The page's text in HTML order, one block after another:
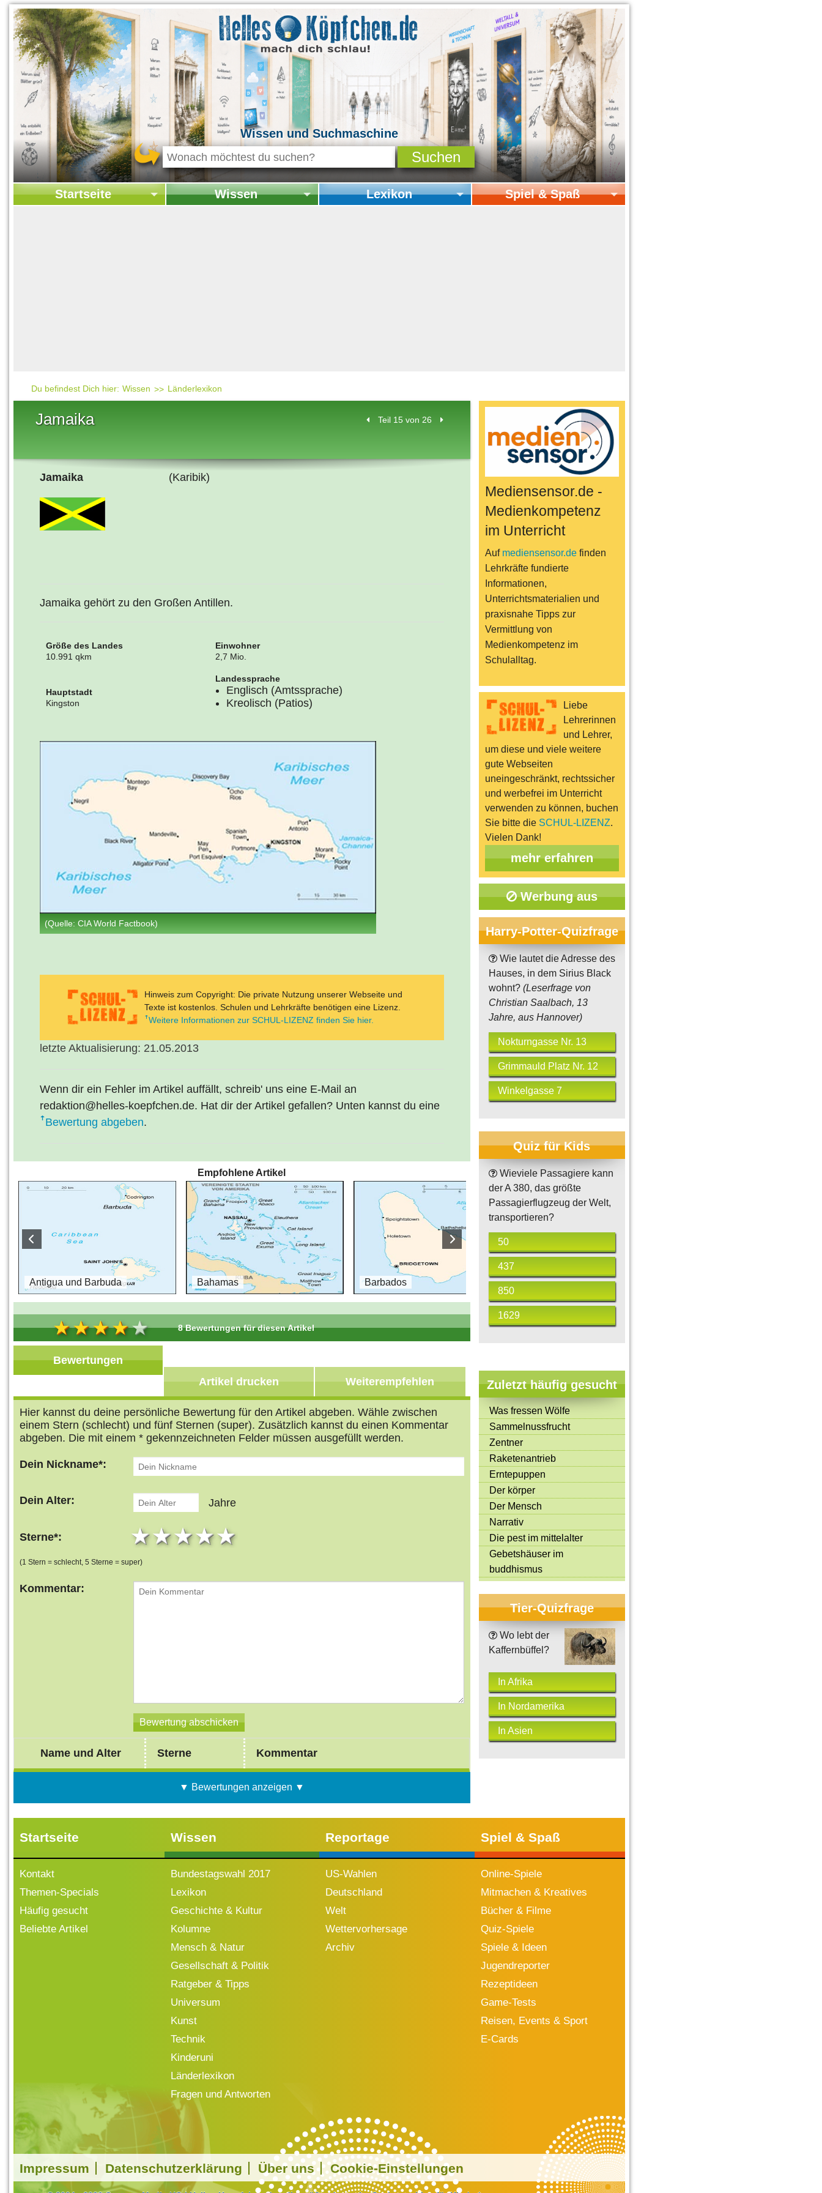
Wissen und Suchmaschine
Startseite Wissen
Technik
Lexikon Spiel & Spaß
Reisen, Events & Sport
E-Cards
Du befindest Dich hier: Wissen Länderlexikon
Jamaika Teil 15 von 26
Jamaika (Karibik)
Jamaika gehört zu den Großen Antillen.
Größe des Landes
10.991 qkm
Einwohner
2,7 Mio.
Hauptstadt
Kingston
Landessprache
Englisch (Amtssprache)
Kreolisch (Patios)
(Quelle: CIA World Factbook)
Hinweis zum Copyright: Die private Nutzung unserer Webseite und
Texte ist kostenlos. Schulen und Lehrkräfte benötigen eine Lizenz.
Weitere Informationen zur SCHUL-LIZENZ finden Sie hier.
letzte Aktualisierung: 21.05.2013
Wenn dir ein Fehler im Artikel auffällt, schreib' uns eine E-Mail an
redaktion@helles-koepfchen.de. Hat dir der Artikel gefallen? Unten kannst du eine
Bewertung abgeben.
Empfohlene Artikel
Antigua und Barbuda
Bahamas Barbados Belize
8 Bewertungen für diesen Artikel
Bewertungen
Artikel drucken
Weiterempfehlen
Hier kannst du deine persönliche Bewertung für den Artikel abgeben. Wähle zwischen
einem Stern (schlecht) und fünf Sternen (super). Zusätzlich kannst du einen Kommentar
abgeben. Die mit einem * gekennzeichneten Felder müssen ausgefüllt werden.
Dein Nickname*:
Dein Alter: Jahre
Sterne*: 4 stars
3 stars
2 stars
1 star
(1 Stern = schlecht, 5 Sterne = super)
Kommentar:
Name und Alter Sterne Kommentar
▼ Bewertungen anzeigen ▼
Mediensensor.de -
Medienkompetenz
im Unterricht
Auf mediensensor.definden
Lehrkräfte fundierte
Informationen,
Unterrichtsmaterialien und
praxisnahe Tipps zur
Vermittlung von
Medienkompetenz im
Schulalltag.
Liebe
Lehrerinnen
und Lehrer,
um diese und viele weitere
gute Webseiten
uneingeschränkt, rechtssicher
und werbefrei im Unterricht
verwenden zu können, buchen
Sie bitte die SCHUL-LIZENZ.
Vielen Dank!
mehr erfahren
Werbung aus
Harry-Potter-Quizfrage
Wie lautet die Adresse des
Hauses, in dem Sirius Black
wohnt? (Leserfrage von
Christian Saalbach, 13
Jahre, aus Hannover)
Nokturngasse Nr. 13
Grimmauld Platz Nr. 12
Winkelgasse 7
Quiz für Kids
Wieviele Passagiere kann
der A 380, das größte
Passagierflugzeug der Welt,
transportieren?
50
437
850
1629
Zuletzt häufig gesucht
Was fressen Wölfe
Sammelnussfrucht
Zentner
Raketenantrieb
Erntepuppen
Der körper
Der Mensch
Narrativ
Die pest im mittelalter
Gebetshäuser im
buddhismus
Tier-Quizfrage
Wo lebt der
Kaffernbüffel?
In Afrika
In Nordamerika
In Asien
Startseite
Kontakt
Themen-Specials
Häufig gesucht
Beliebte Artikel
Wissen
Bundestagswahl 2017
Lexikon
Geschichte & Kultur
Kolumne
Mensch & Natur
Gesellschaft & Politik
Ratgeber & Tipps
Universum
Kunst
Technik
Kinderuni
Länderlexikon
Fragen und Antworten
Reportage
US-Wahlen
Deutschland
Welt
Wettervorhersage
Archiv
Spiel & Spaß
Online-Spiele
Mitmachen & Kreatives
Bücher & Filme
Quiz-Spiele
Spiele & Ideen
Jugendreporter
Rezeptideen
Game-Tests
Reisen, Events & Sport
E-Cards
Impressum Datenschutzerklärung Über uns Cookie-Einstellungen